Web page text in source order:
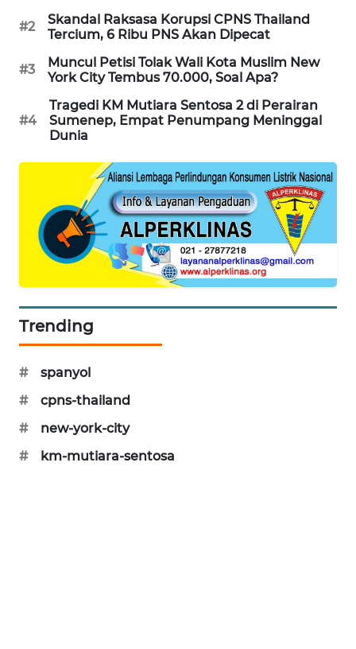
#2
Skandal Raksasa Korupsi CPNS Thailand
Tercium, 6 Ribu PNS Akan Dipecat
#3
Muncul Petisi Tolak Wali Kota Muslim New
York City Tembus 70.000, Soal Apa?
#4
Tragedi KM Mutiara Sentosa 2 di Perairan
Sumenep, Empat Penumpang Meninggal
Dunia
Trending
#
spanyol
#
cpns-thailand
#
new-york-city
#
km-mutiara-sentosa
LAPAK
KONSUMEN
LISTRIK
MASYARAKAT
KELISTRIKAN
WALINKI
MAWAKA
ID
MARTABAT
NET
PLN
WATCH